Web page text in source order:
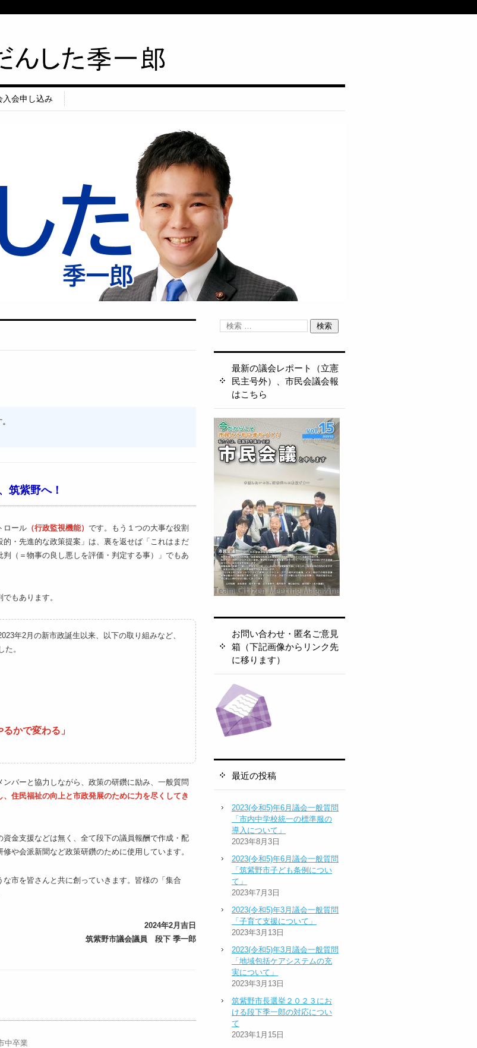
入会申し込み
筑紫野へ！
ロール （行政監視機能） です。もう１つの大事な役割
的・先進的な政策提案」は、裏を返せば「これはまだ
（＝物事の良し悪しを評価・判定する事）」でもあ
もあります。
年2月の新市政誕生以来、以下の取り組みなど、
。
るかで変わる」
バーと協力しながら、政策の研鑽に励み、一般質問
住民福祉の向上と市政発展のために力を尽くしてき
金支援などは無く、全て段下の議員報酬で作成・配
や会派新聞など政策研鑽のために使用しています。
市を皆さんと共に創っていきます。皆様の「集合
2024年2月吉日
筑紫野市議会議員 段下 季一郎
中卒業
最新の議会レポート（立憲
民主号外）、市民会議会報
はこちら
お問い合わせ・匿名ご意見
箱（下記画像からリンク先
に移ります）
最近の投稿
2023(令和5)年6月議会一般質問
「市内中学校統一の標準服の
導入について」
2023年8月3日
2023(令和5)年6月議会一般質問
「筑紫野市子ども条例につい
て」
2023年7月3日
2023(令和5)年3月議会一般質問
「子育て支援について」
2023年3月13日
2023(令和5)年3月議会一般質問
「地域包括ケアシステムの充
実について」
2023年3月13日
筑紫野市長選挙２０２３にお
ける段下季一郎の対応につい
て
2023年1月15日